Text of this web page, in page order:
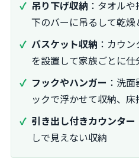
吊り下げ収納 ：タオル
下のバーに吊るして乾燥
バスケット収納 ：カウ
を設置して家族ごとに仕
フックやハンガー ：洗
ックで浮かせて収納、
引き出し付きカウンター
しで見えない収納